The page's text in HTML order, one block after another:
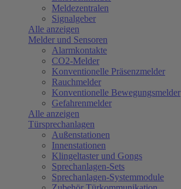
Meldezentralen
Signalgeber
Alle anzeigen
Melder und Sensoren
Alarmkontakte
CO2-Melder
Konventionelle Präsenzmelder
Rauchmelder
Konventionelle Bewegungsmelder
Gefahrenmelder
Alle anzeigen
Türsprechanlagen
Außenstationen
Innenstationen
Klingeltaster und Gongs
Sprechanlagen-Sets
Sprechanlagen-Systemmodule